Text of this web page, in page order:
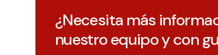
¿Necesita más
nuestro equipo y con